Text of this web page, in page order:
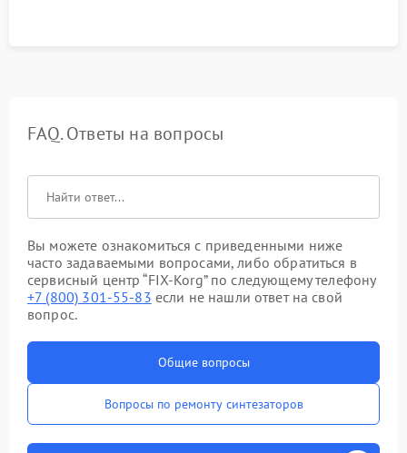
FAQ. Ответы на вопросы
Вы можете ознакомиться с приведенными ниже
часто задаваемыми вопросами, либо обратиться в
сервисный центр “FIX-Korg” по следующему телефону
+7 (800) 301-55-83 если не нашли ответ на свой
вопрос.
Общие вопросы
Вопросы по ремонту синтезаторов